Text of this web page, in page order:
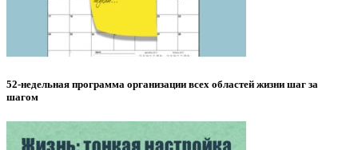
52-недельная программа организации всех областей жизни шаг за
шагом